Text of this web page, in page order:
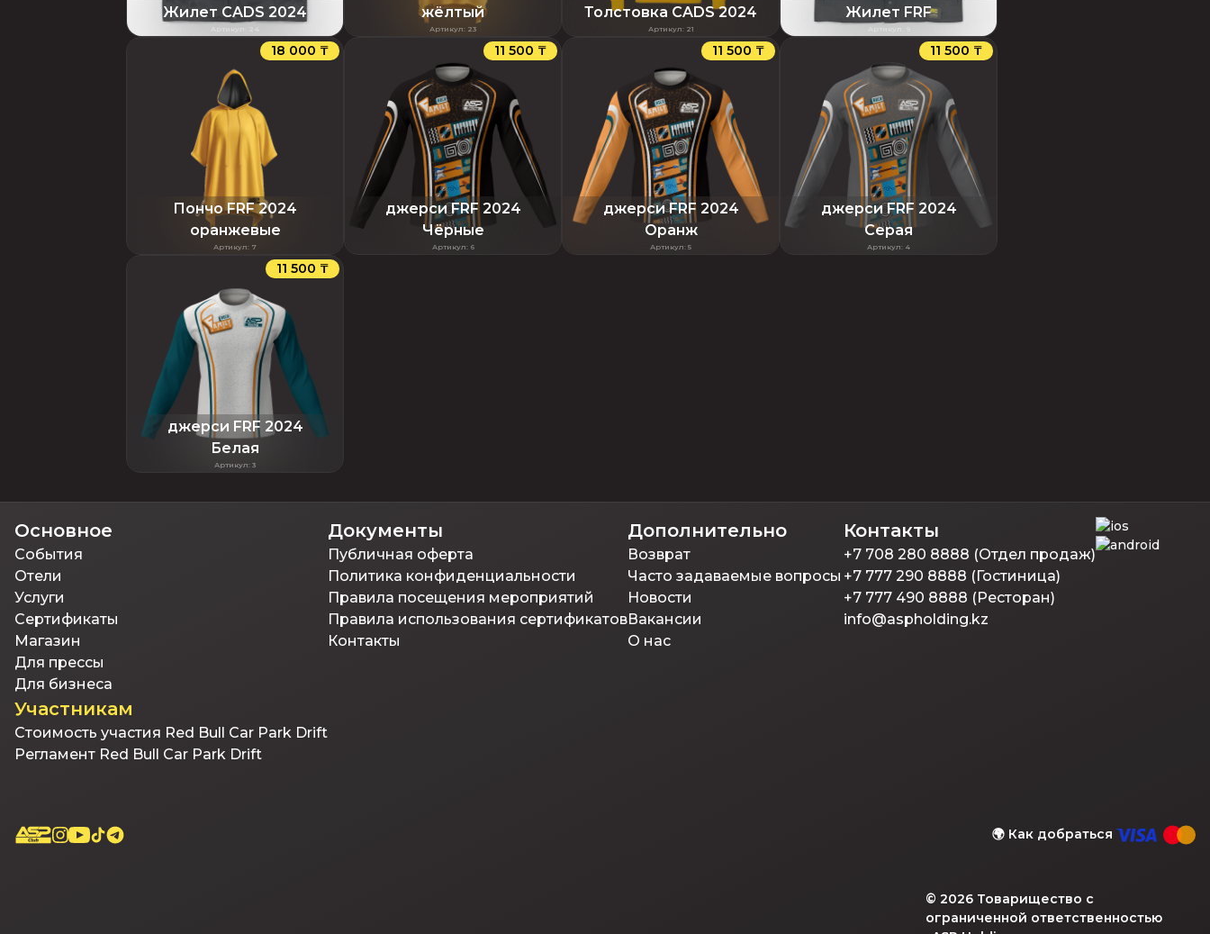
Жилет CADS 2024
Артикул 24
жёлтый
Артикул: 23
Толстовка CADS 2024
Артикул: 21
Жилет FRF
Артикул
18 000 ₸
Пончо FRF 2024
оранжевые
Артикул: 7
11 500 ₸
джерси FRF 2024
Чёрные
Артикул: 6
11 500 ₸
джерси FRF 2024
Оранж
Артикул: 5
11 500 ₸
джерси FRF 2024
Серая
Артикул: 4
11 500 ₸
джерси FRF 2024
Белая
Артикул: 3
Основное
События
Отели
Услуги
Сертификаты
Магазин
Для прессы
Для бизнеса
Участникам
Стоимость участия Red Bull Car Park Drift
Регламент Red Bull Car Park Drift
Документы
Публичная оферта
Политика конфиденциальности
Правила посещения мероприятий
Правила использования сертификатов
Контакты
Дополнительно
Возврат
Часто задаваемые вопросы
Новости
Вакансии
О нас
Контакты
+7 708 280 8888 (Отдел продаж)
+7 777 290 8888 (Гостиница)
+7 777 490 8888 (Ресторан)
info@aspholding.kz
🌍 Как добраться
© 2026 Товарищество с
ограниченной ответственностью